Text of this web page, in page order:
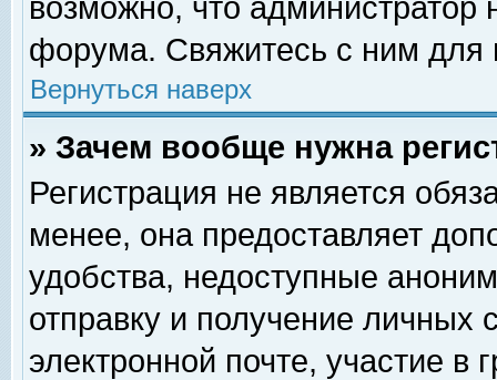
возможно, что
форума. Свяжитесь с ним для
Вернуться наверх
» Зачем вообще нужна
Регистрация не является
менее, она предоставляет
удобства, недоступные
отправку и получение личных
электронной почте, участие в